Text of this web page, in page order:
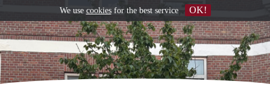
We use cookiesfor the best service OK!